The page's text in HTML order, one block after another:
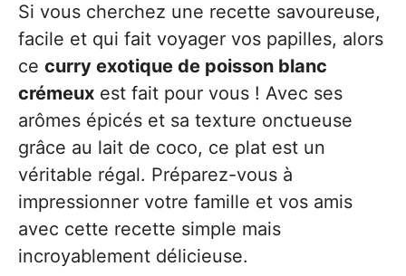
Si vous cherchez une recette savoureuse,
facile et qui fait voyager vos papilles, alors
ce curry exotique de poisson blanc
crémeux est fait pour vous ! Avec ses
arômes épicés et sa texture onctueuse
grâce au lait de coco, ce plat est un
véritable régal. Préparez-vous à
impressionner votre famille et vos amis
avec cette recette simple mais
incroyablement délicieuse.